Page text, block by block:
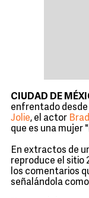
CIUDAD DE
enfrentado desde
Jolie, el actor
que es una mujer
En extractos de
reproduce el sitio
los comentarios
señalándola